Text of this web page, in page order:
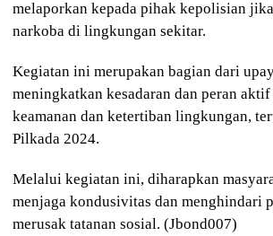
melaporkan kepada pihak kepolisian
narkoba di lingkungan sekitar.
Kegiatan ini merupakan bagian dari
meningkatkan kesadaran dan peran
keamanan dan ketertiban lingkungan,
Pilkada 2024.
Melalui kegiatan ini, diharapkan
menjaga kondusivitas dan menghindari
merusak tatanan sosial. (Jbond007)